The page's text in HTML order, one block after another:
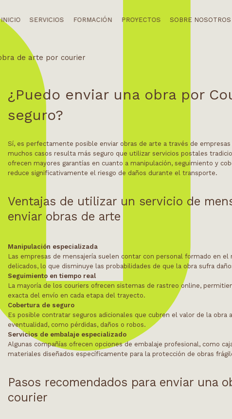
INICIO SERVICIOS FORMACIÓN PROYECTOS SOBRE NOSOTROS
¿Puedo enviar una obra por
seguro?
Sí, es perfectamente posible enviar obras de arte a través de empresas
muchos casos resulta más seguro que utilizar servicios postales
ofrecen mayores garantías en cuanto a manipulación, seguimiento y
reduce significativamente el riesgo de daños durante el transporte.
Ventajas de utilizar un servicio de
enviar obras de arte
Manipulación especializada
Las empresas de mensajería suelen contar con personal formado en el
delicados, lo que disminuye las probabilidades de que la obra sufra
Seguimiento en tiempo real
La mayoría de los couriers ofrecen sistemas de rastreo online,
exacta del envío en cada etapa del trayecto.
Cobertura de seguro
Es posible contratar seguros adicionales que cubren el valor de la obra
eventualidad, como pérdidas, daños o robos.
Servicios de embalaje especializado
Algunas compañías ofrecen opciones de embalaje profesional, como
materiales diseñados específicamente para la protección de obras
Pasos recomendados para enviar una
courier